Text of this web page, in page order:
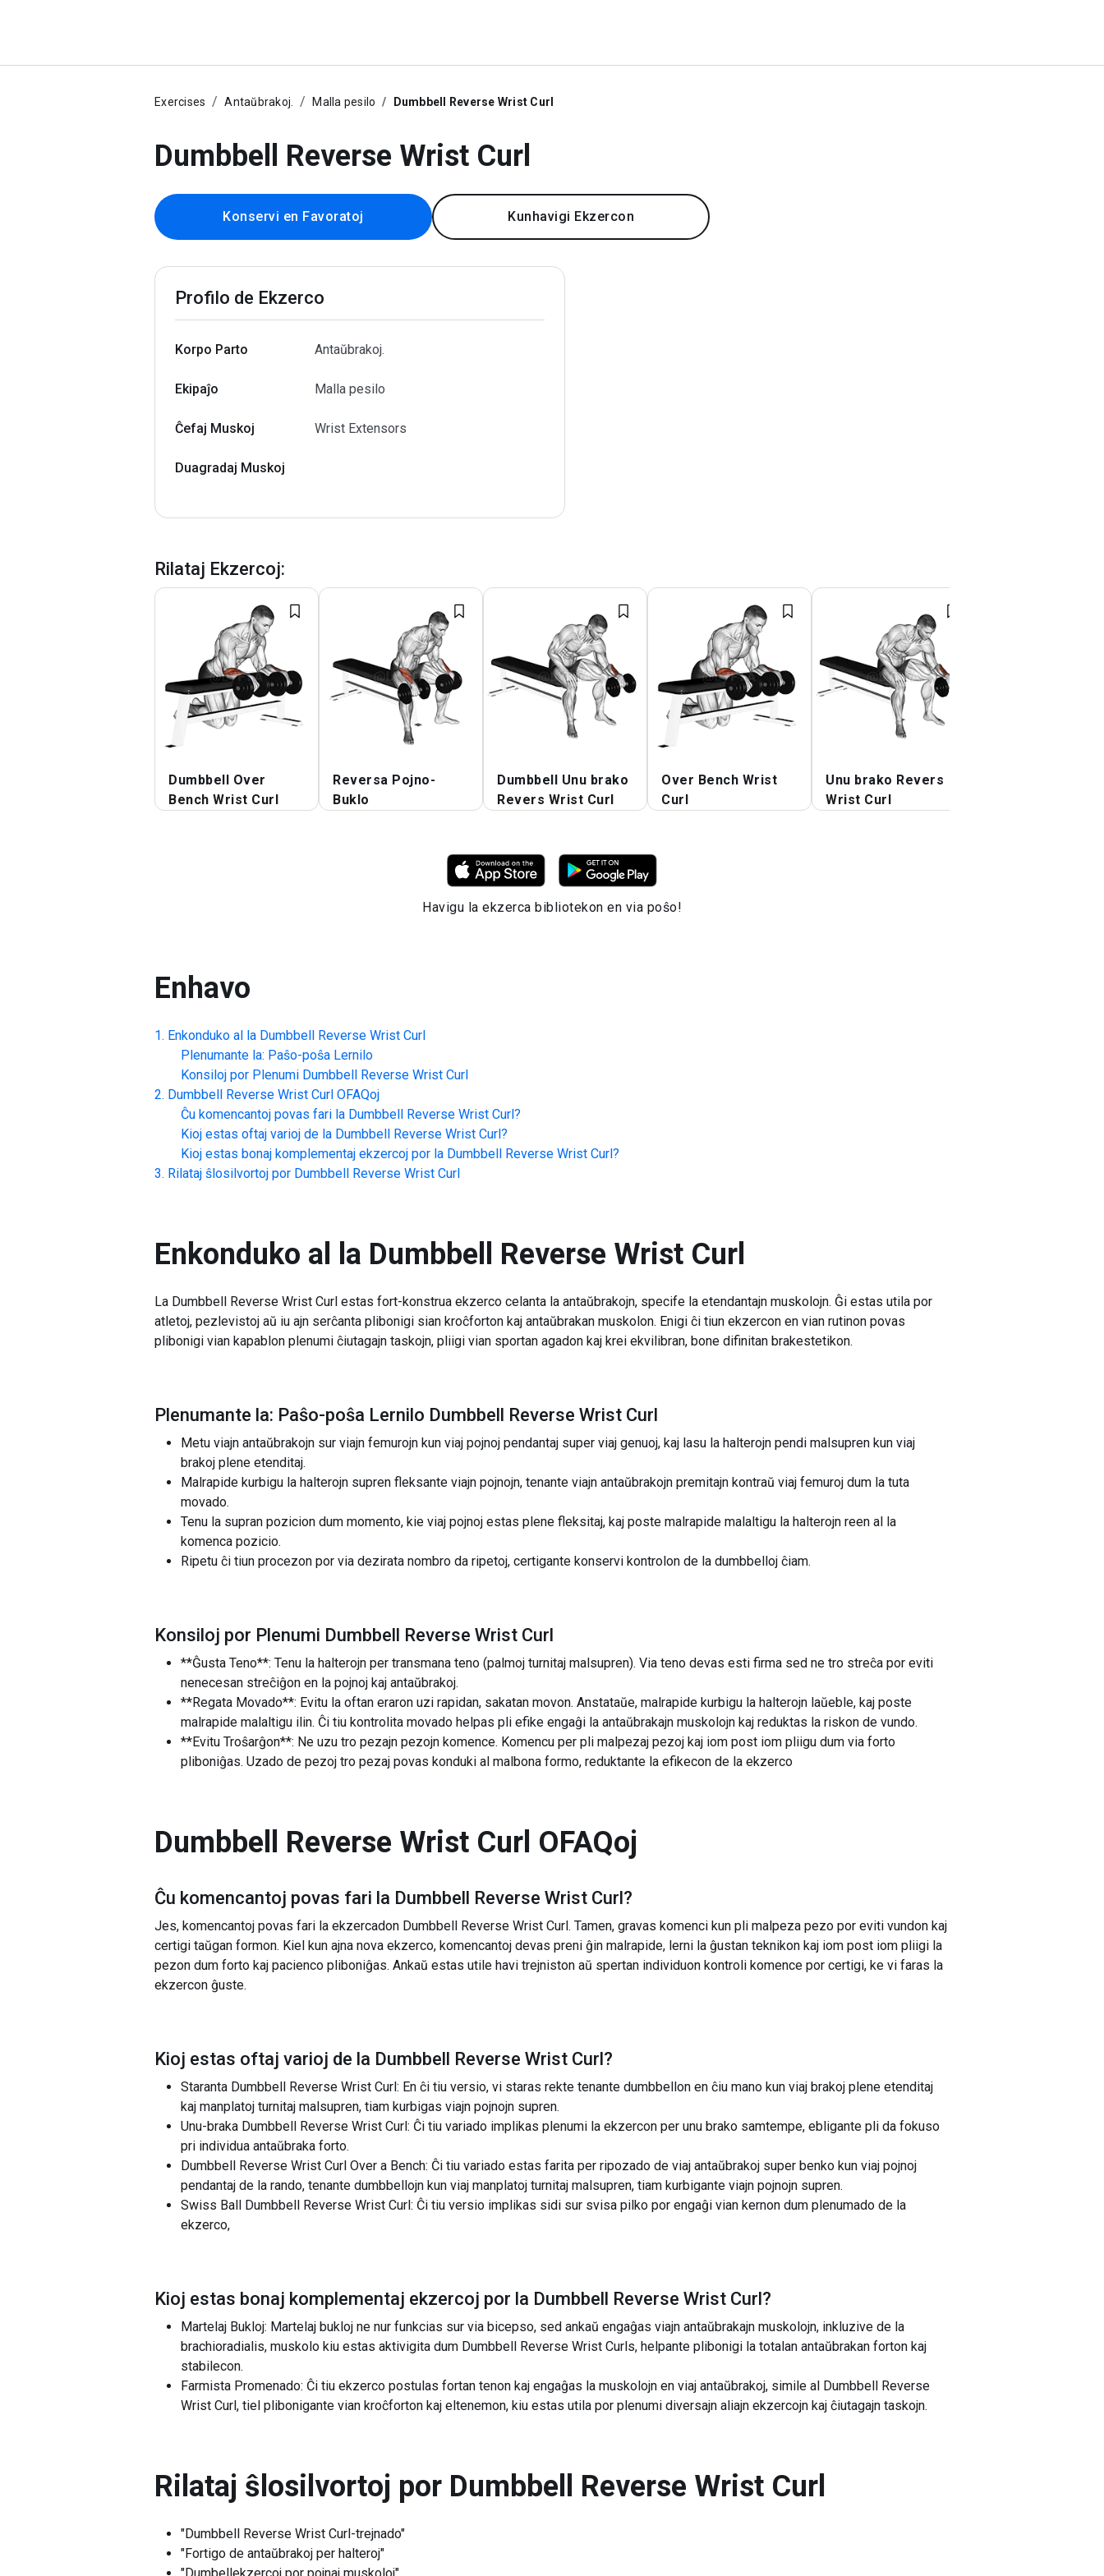
Exercises Antaŭbrakoj. Malla pesilo Dumbbell Reverse Wrist Curl
Dumbbell Reverse Wrist Curl
Konservi en Favoratoj Kunhavigi Ekzercon
Profilo de Ekzerco
Korpo Parto Antaŭbrakoj.
Ekipaĵo Malla pesilo
Ĉefaj Muskoj Wrist Extensors
Duagradaj Muskoj
Rilataj Ekzercoj:
Dumbbell Over
Bench Wrist Curl
Reversa Pojno-
Buklo
Dumbbell Unu brako
Revers Wrist Curl
Over Bench Wrist
Curl
Unu brako Revers
Wrist Curl
Havigu la ekzerca bibliotekon en via poŝo!
Enhavo
Enkonduko al la Dumbbell Reverse Wrist Curl
Plenumante la: Paŝo-poŝa Lernilo
Konsiloj por Plenumi Dumbbell Reverse Wrist Curl
Dumbbell Reverse Wrist Curl OFAQoj
Ĉu komencantoj povas fari la Dumbbell Reverse Wrist Curl?
Kioj estas oftaj varioj de la Dumbbell Reverse Wrist Curl?
Kioj estas bonaj komplementaj ekzercoj por la Dumbbell Reverse Wrist Curl?
Rilataj ŝlosilvortoj por Dumbbell Reverse Wrist Curl
Enkonduko al la Dumbbell Reverse Wrist Curl
La Dumbbell Reverse Wrist Curl estas fort-konstrua ekzerco celanta la antaŭbrakojn, specife la etendantajn muskolojn. Ĝi estas utila por
atletoj, pezlevistoj aŭ iu ajn serĉanta plibonigi sian kroĉforton kaj antaŭbrakan muskolon. Enigi ĉi tiun ekzercon en vian rutinon povas
plibonigi vian kapablon plenumi ĉiutagajn taskojn, pliigi vian sportan agadon kaj krei ekvilibran, bone difinitan brakestetikon.
Plenumante la: Paŝo-poŝa Lernilo Dumbbell Reverse Wrist Curl
Metu viajn antaŭbrakojn sur viajn femurojn kun viaj pojnoj pendantaj super viaj genuoj, kaj lasu la halterojn pendi malsupren kun viaj
brakoj plene etenditaj.
Malrapide kurbigu la halterojn supren fleksante viajn pojnojn, tenante viajn antaŭbrakojn premitajn kontraŭ viaj femuroj dum la tuta
movado.
Tenu la supran pozicion dum momento, kie viaj pojnoj estas plene fleksitaj, kaj poste malrapide malaltigu la halterojn reen al la
komenca pozicio.
Ripetu ĉi tiun procezon por via dezirata nombro da ripetoj, certigante konservi kontrolon de la dumbbelloj ĉiam.
Konsiloj por Plenumi Dumbbell Reverse Wrist Curl
**Ĝusta Teno**: Tenu la halterojn per transmana teno (palmoj turnitaj malsupren). Via teno devas esti firma sed ne tro streĉa por eviti
nenecesan streĉiĝon en la pojnoj kaj antaŭbrakoj.
**Regata Movado**: Evitu la oftan eraron uzi rapidan, sakatan movon. Anstataŭe, malrapide kurbigu la halterojn laŭeble, kaj poste
malrapide malaltigu ilin. Ĉi tiu kontrolita movado helpas pli efike engaĝi la antaŭbrakajn muskolojn kaj reduktas la riskon de vundo.
**Evitu Troŝarĝon**: Ne uzu tro pezajn pezojn komence. Komencu per pli malpezaj pezoj kaj iom post iom pliigu dum via forto
pliboniĝas. Uzado de pezoj tro pezaj povas konduki al malbona formo, reduktante la efikecon de la ekzerco
Dumbbell Reverse Wrist Curl OFAQoj
Ĉu komencantoj povas fari la Dumbbell Reverse Wrist Curl?
Jes, komencantoj povas fari la ekzercadon Dumbbell Reverse Wrist Curl. Tamen, gravas komenci kun pli malpeza pezo por eviti vundon kaj
certigi taŭgan formon. Kiel kun ajna nova ekzerco, komencantoj devas preni ĝin malrapide, lerni la ĝustan teknikon kaj iom post iom pliigi la
pezon dum forto kaj pacienco pliboniĝas. Ankaŭ estas utile havi trejniston aŭ spertan individuon kontroli komence por certigi, ke vi faras la
ekzercon ĝuste.
Kioj estas oftaj varioj de la Dumbbell Reverse Wrist Curl?
Staranta Dumbbell Reverse Wrist Curl: En ĉi tiu versio, vi staras rekte tenante dumbbellon en ĉiu mano kun viaj brakoj plene etenditaj
kaj manplatoj turnitaj malsupren, tiam kurbigas viajn pojnojn supren.
Unu-braka Dumbbell Reverse Wrist Curl: Ĉi tiu variado implikas plenumi la ekzercon per unu brako samtempe, ebligante pli da fokuso
pri individua antaŭbraka forto.
Dumbbell Reverse Wrist Curl Over a Bench: Ĉi tiu variado estas farita per ripozado de viaj antaŭbrakoj super benko kun viaj pojnoj
pendantaj de la rando, tenante dumbbellojn kun viaj manplatoj turnitaj malsupren, tiam kurbigante viajn pojnojn supren.
Swiss Ball Dumbbell Reverse Wrist Curl: Ĉi tiu versio implikas sidi sur svisa pilko por engaĝi vian kernon dum plenumado de la
ekzerco,
Kioj estas bonaj komplementaj ekzercoj por la Dumbbell Reverse Wrist Curl?
Martelaj Bukloj: Martelaj bukloj ne nur funkcias sur via bicepso, sed ankaŭ engaĝas viajn antaŭbrakajn muskolojn, inkluzive de la
brachioradialis, muskolo kiu estas aktivigita dum Dumbbell Reverse Wrist Curls, helpante plibonigi la totalan antaŭbrakan forton kaj
stabilecon.
Farmista Promenado: Ĉi tiu ekzerco postulas fortan tenon kaj engaĝas la muskolojn en viaj antaŭbrakoj, simile al Dumbbell Reverse
Wrist Curl, tiel plibonigante vian kroĉforton kaj eltenemon, kiu estas utila por plenumi diversajn aliajn ekzercojn kaj ĉiutagajn taskojn.
Rilataj ŝlosilvortoj por Dumbbell Reverse Wrist Curl
"Dumbbell Reverse Wrist Curl-trejnado"
"Fortigo de antaŭbrakoj per halteroj"